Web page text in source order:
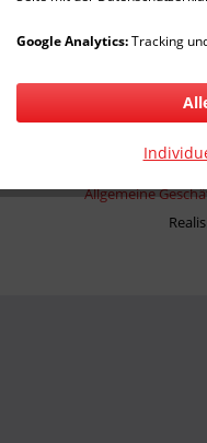
* Alle Preise inkl. gesetzl.
Händler-Login Über uns
Kontakt
Allgemeine
Google Analytics:Tracking